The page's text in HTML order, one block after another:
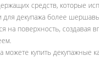
средств, которые
декупажа более
на поверхность,
купить декупажные